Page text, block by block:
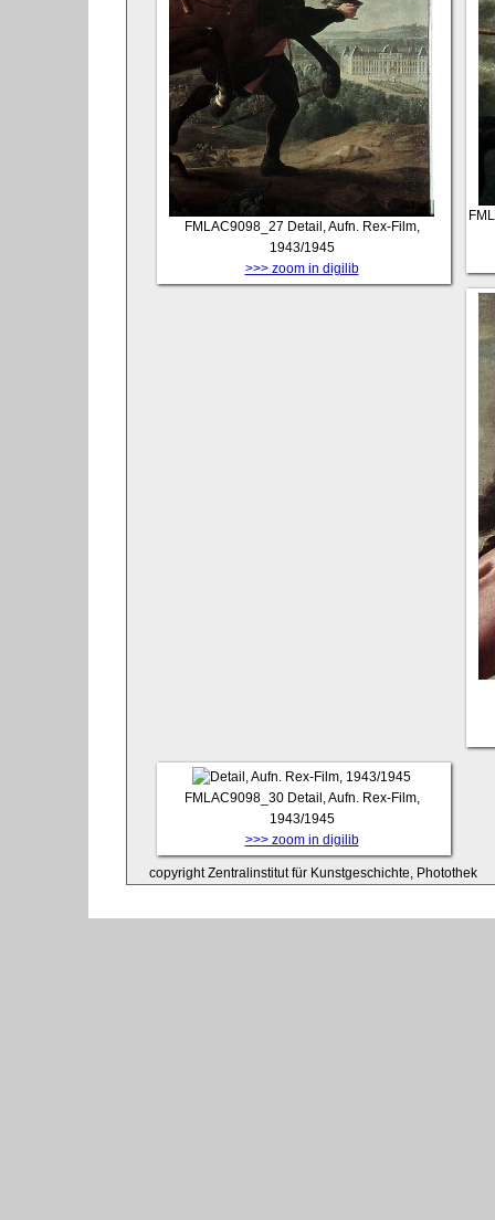
FMLAC9098_27 Detail, Aufn. Rex-Film,
1943/1945
>>> zoom in digilib
FMLAC9098_30 Detail, Aufn. Rex-Film,
1943/1945
>>> zoom in digilib
copyright Zentralinstitut für Kunstgeschichte, Photothek